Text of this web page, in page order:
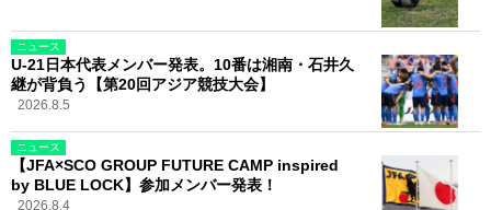
ニュース
U-21日本代表メンバー発表。10番は湘南・石井久
継が背負う【第20回アジア競技大会】
2026.8.5
ニュース
【JFA×SCO GROUP FUTURE CAMP inspired
by BLUE LOCK】参加メンバー発表！
2026.8.4